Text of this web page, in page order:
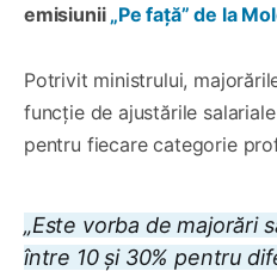
emisiunii „Pe față” de la
Potrivit ministrului,
funcție de ajustările
pentru fiecare categorie
„Este vorba de majorări
între 10 și 30% pentru